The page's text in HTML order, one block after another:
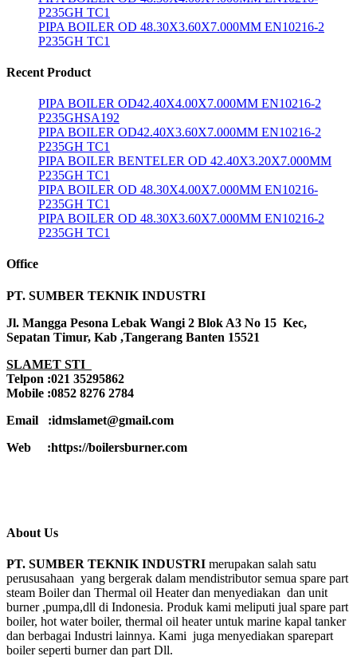
P235GH TC1
PIPA BOILER OD 48.30X3.60X7.000MM EN10216-2
P235GH TC1
Recent Product
PIPA BOILER OD42.40X4.00X7.000MM EN10216-2
P235GHSA192
PIPA BOILER OD42.40X3.60X7.000MM EN10216-2
P235GH TC1
PIPA BOILER BENTELER OD 42.40X3.20X7.000MM
P235GH TC1
PIPA BOILER OD 48.30X4.00X7.000MM EN10216-
P235GH TC1
PIPA BOILER OD 48.30X3.60X7.000MM EN10216-2
P235GH TC1
Office
PT. SUMBER TEKNIK INDUSTRI
Jl. Mangga Pesona Lebak Wangi 2 Blok A3 No 15 Kec,
Sepatan Timur, Kab ,Tangerang Banten 15521
SLAMET STI
Telpon :021 35295862
Mobile :0852 8276 2784
Email :idmslamet@gmail.com
Web :https://boilersburner.com
About Us
PT. SUMBER TEKNIK INDUSTRI merupakan salah satu
perususahaan yang bergerak dalam mendistributor semua spare part
steam Boiler dan Thermal oil Heater dan menyediakan dan unit
burner ,pumpa,dll di Indonesia. Produk kami meliputi jual spare part
boiler, hot water boiler, thermal oil heater untuk marine kapal tanker
dan berbagai Industri lainnya. Kami juga menyediakan sparepart
boiler seperti burner dan part Dll.